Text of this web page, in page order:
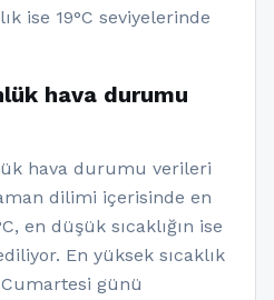
ise 19°C seviyelerinde
hava durumu
hava durumu verileri
dilimi içerisinde en
en düşük sıcaklığın ise
En yüksek sıcaklık
günü